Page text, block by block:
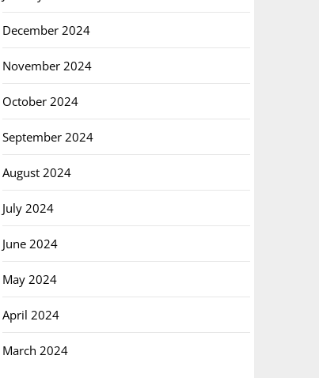
December 2024
November 2024
October 2024
September 2024
August 2024
July 2024
June 2024
May 2024
April 2024
March 2024